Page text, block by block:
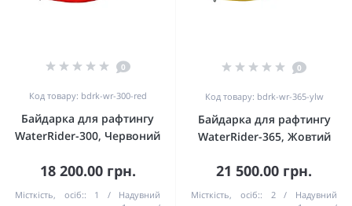
0
Код товару: bdrk-wr-300-red
Байдарка для рафтингу
WaterRider-300, Червоний
18 200.00 грн.
Місткість, осіб:: 1
Надувний
0
Код товару: bdrk-wr-365-ylw
Байдарка для рафтингу
WaterRider-365, Жовтий
21 500.00 грн.
Місткість, осіб:: 2
Надувний